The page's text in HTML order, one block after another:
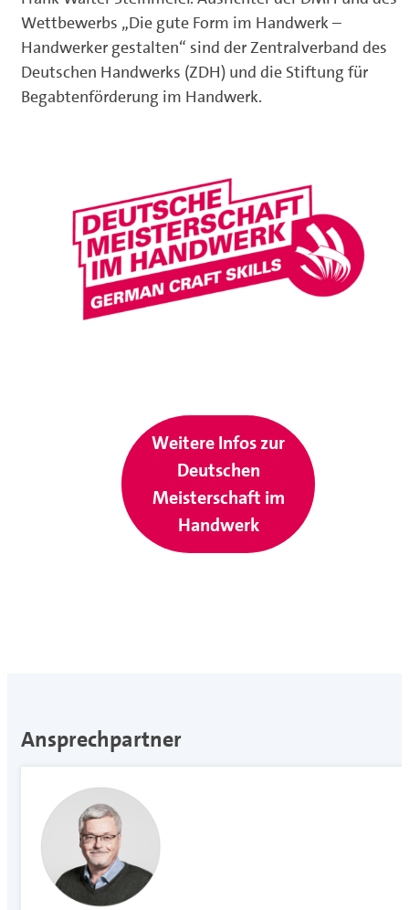
Wettbewerbs „Die gute Form im Handwerk –
Handwerker gestalten“ sind der Zentralverband des
Deutschen Handwerks (ZDH) und die Stiftung für
Begabtenförderung im Handwerk.
Weitere Infos zur
Deutschen
Meisterschaft im
Handwerk
Ansprechpartner